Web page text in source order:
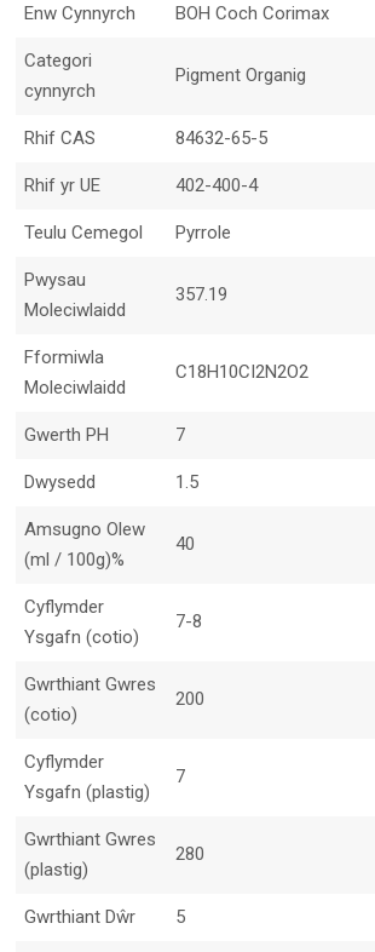
Enw Cynnyrch BOH Coch Corimax
Categori
cynnyrch
Pigment Organig
Rhif CAS 84632-65-5
Rhif yr UE 402-400-4
Teulu Cemegol Pyrrole
Pwysau
Moleciwlaidd
357.19
Fformiwla
Moleciwlaidd
C18H10CI2N2O2
Gwerth PH 7
Dwysedd 1.5
Amsugno Olew
(ml / 100g)%
40
Cyflymder
Ysgafn (cotio)
7-8
Gwrthiant Gwres
(cotio)
200
Cyflymder
Ysgafn (plastig)
7
Gwrthiant Gwres
(plastig)
280
Gwrthiant Dŵr 5